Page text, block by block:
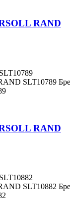
RAND
SLT10789
RAND
SLT10882